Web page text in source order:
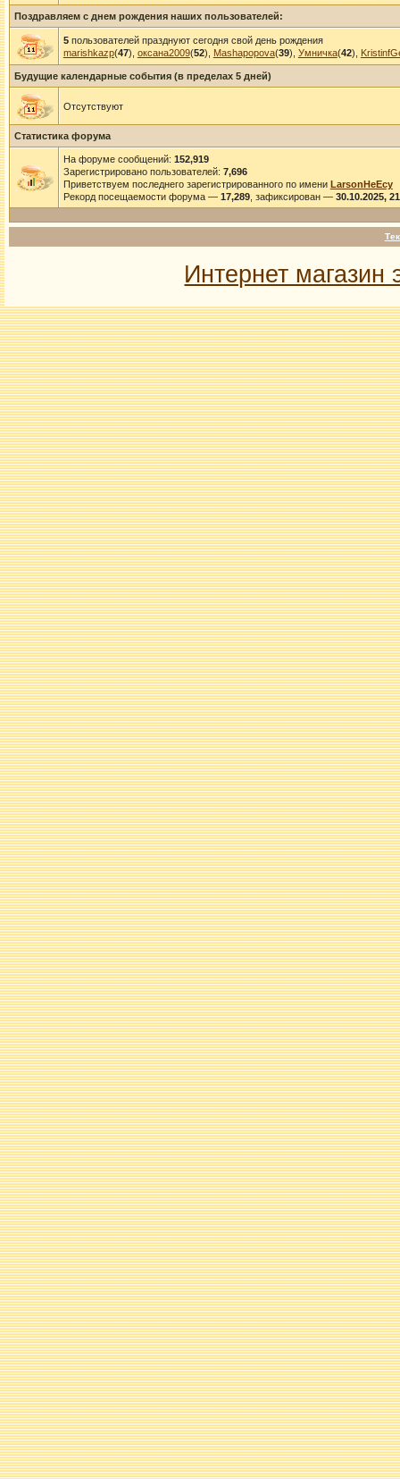
Поздравляем с днем рождения наших пользователей:
5пользователей празднуют сегодня свой день рождения
marishkazp(47), оксана2009(52), Mashapopova(39), Умничка(42),
Будущие календарные события (в пределах 5 дней)
Отсутствуют
Статистика форума
На форуме сообщений: 152,919
Зарегистрировано пользователей: 7,696
Приветствуем последнего зарегистрированного по имени LarsonHeEcy
Рекорд посещаемости форума — 17,289, зафиксирован — 30.10.2025,
Интернет